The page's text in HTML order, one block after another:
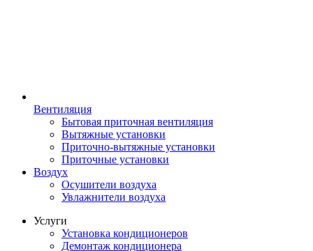
Вентиляция
Бытовая приточная вентиляция
Вытяжные установки
Приточно-вытяжные установки
Приточные установки
Воздух
Осушители воздуха
Увлажнители воздуха
Услуги
Установка кондиционеров
Демонтаж кондиционера